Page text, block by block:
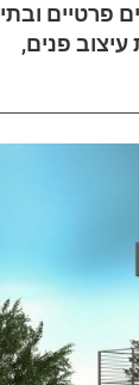
פרטיים ובתי
במגמת עיצוב פנים,